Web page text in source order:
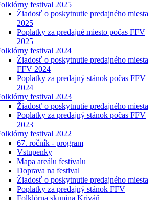
festival 2025
Žiadosť o poskytnutie predajného miesta
2025
Poplatky za predajné miesto počas FFV
2025
festival 2024
Žiadosť o poskytnutie predajného miesta
FFV 2024
Poplatky za predajný stánok počas FFV
2024
festival 2023
Žiadosť o poskytnutie predajného miesta
Poplatky za predajný stánok počas FFV
2023
festival 2022
67. ročník - program
Vstupenky
Mapa areálu festivalu
Doprava na festival
Žiadosť o poskytnutie predajného miesta
Poplatky za predajný stánok FFV
Folklórna skupina Kriváň